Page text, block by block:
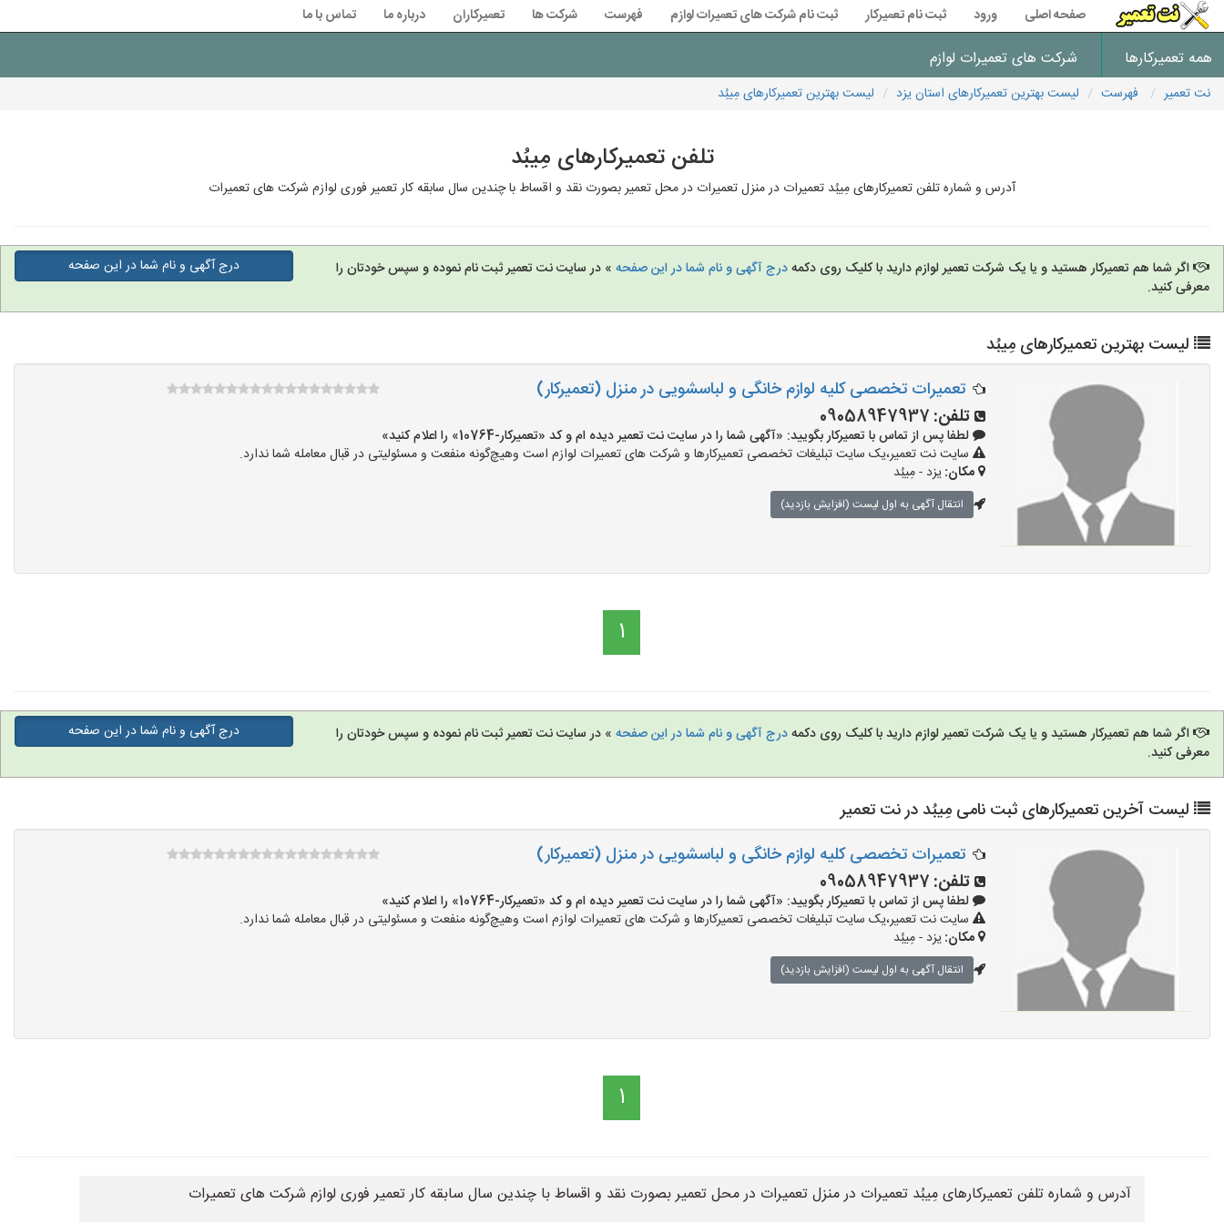
صفحه اصلی ورود ثبت نام تعمیرکار ثبت نام شرکت های تعمیرات لوازم فهرست شرکت ها تعمیرکاران درباره ما تماس با ما
همه تعمیرکارها شرکت های تعمیرات لوازم
نت تعمیر فهرست لیست بهترین تعمیرکارهای استان یزد لیست بهترین تعمیرکارهای مِیبُد
تلفن تعمیرکارهای مِیبُد
آدرس و شماره تلفن تعمیرکارهای مِیبُد تعمیرات در منزل تعمیرات در محل تعمیر بصورت نقد و اقساط با چندین سال سابقه کار تعمیر فوری لوازم شرکت های تعمیرات
اگر شما هم تعمیرکار هستید و یا یک شرکت تعمیر لوازم دارید با کلیک روی دکمهدرج آگهی و نام شما در این صفحه » در سایت نت تعمیر ثبت نام نموده و سپس خودتان را
معرفی کنید.
درج آگهی و نام شما در این صفحه
لیست بهترین تعمیرکارهای مِیبُد
تعمیرات تخصصی کلیه لوازم خانگی و لباسشویی در منزل (تعمیرکار)
تلفن: 09058947937
لطفا پس از تماس با تعمیرکار بگویید: «آگهی شما را در سایت نت تعمیر دیده ام و کد «تعمیرکار-10764» را اعلام کنید»
سایت نت تعمیر،یک سایت تبلیغات تخصصی تعمیرکارها و شرکت های تعمیرات لوازم است وهیچ‌گونه منفعت و مسئولیتی در قبال معامله شما ندارد.
مکان:یزد - مِیبُد
انتقال آگهی به اول لیست (افزایش بازدید)
1
اگر شما هم تعمیرکار هستید و یا یک شرکت تعمیر لوازم دارید با کلیک روی دکمهدرج آگهی و نام شما در این صفحه » در سایت نت تعمیر ثبت نام نموده و سپس خودتان را
معرفی کنید.
درج آگهی و نام شما در این صفحه
لیست آخرین تعمیرکارهای ثبت نامی مِیبُد در نت تعمیر
تعمیرات تخصصی کلیه لوازم خانگی و لباسشویی در منزل (تعمیرکار)
تلفن: 09058947937
لطفا پس از تماس با تعمیرکار بگویید: «آگهی شما را در سایت نت تعمیر دیده ام و کد «تعمیرکار-10764» را اعلام کنید»
سایت نت تعمیر،یک سایت تبلیغات تخصصی تعمیرکارها و شرکت های تعمیرات لوازم است وهیچ‌گونه منفعت و مسئولیتی در قبال معامله شما ندارد.
مکان:یزد - مِیبُد
انتقال آگهی به اول لیست (افزایش بازدید)
1
آدرس و شماره تلفن تعمیرکارهای مِیبُد تعمیرات در منزل تعمیرات در محل تعمیر بصورت نقد و اقساط با چندین سال سابقه کار تعمیر فوری لوازم شرکت های تعمیرات